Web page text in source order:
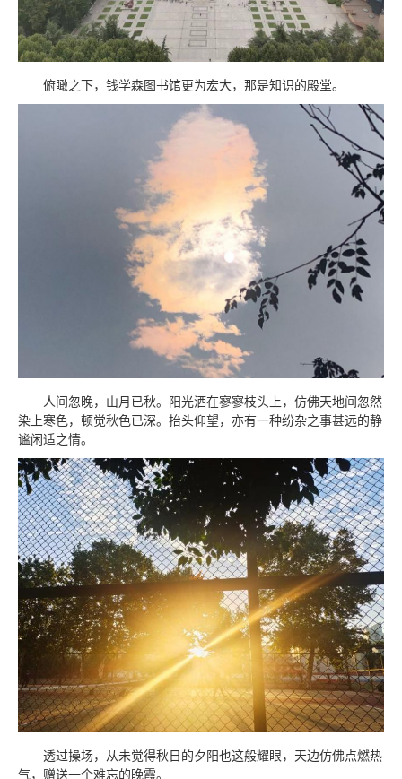
俯瞰之下，钱学森图书馆更为宏大，那是知识的殿堂。
人间忽晚，山月已秋。阳光洒在寥寥枝头上，仿佛天地间忽然
染上寒色，顿觉秋色已深。抬头仰望，亦有一种纷杂之事甚远的静
谧闲适之情。
透过操场，从未觉得秋日的夕阳也这般耀眼，天边仿佛点燃热
气，赠送一个难忘的晚霞。